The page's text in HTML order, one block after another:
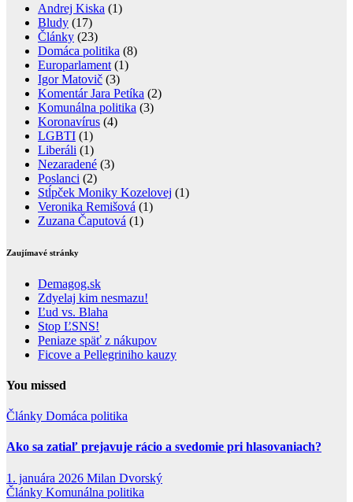
Andrej Kiska (1)
Bludy (17)
Články (23)
Domáca politika (8)
Europarlament (1)
Igor Matovič (3)
Komentár Jara Petíka (2)
Komunálna politika (3)
Koronavírus (4)
LGBTI (1)
Liberáli (1)
Nezaradené (3)
Poslanci (2)
Stĺpček Moniky Kozelovej (1)
Veronika Remišová (1)
Zuzana Čaputová (1)
Zaujímavé stránky
Demagog.sk
Zdyelaj kim nesmazu!
Ľud vs. Blaha
Stop ĽSNS!
Peniaze späť z nákupov
Ficove a Pellegriniho kauzy
You missed
Články Domáca politika
Ako sa zatiaľ prejavuje rácio a svedomie pri hlasovaniach?
1. januára 2026 Milan Dvorský
Články Komunálna politika